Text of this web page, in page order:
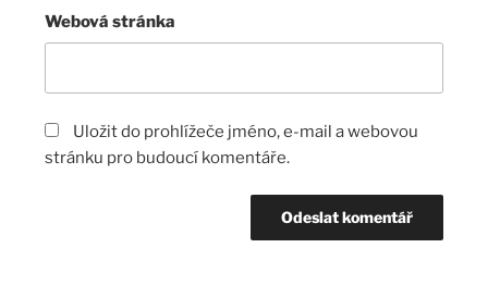
Webová stránka
Uložit do prohlížeče jméno, e-mail a webovou
stránku pro budoucí komentáře.